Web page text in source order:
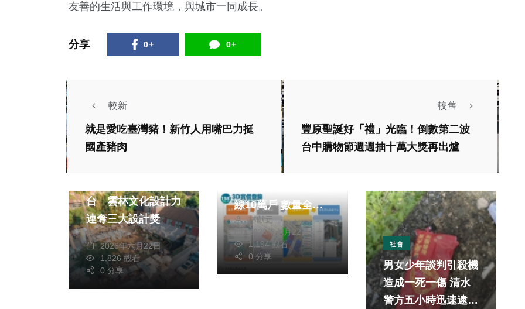
友善的生活與工作環境，與城市一同成長。
分享 0+ 0+
較新
就是愛吃臺灣豬！新竹人用嘴巴力挺
國產豬肉
較舊
豐原聖誕好「禮」光臨！倒數第二波
台中購物節週週抽十萬大獎再出爐
生活 藝文
台 雲林文化設計力
連奪三大設計獎
蘇榮泉
2026年六月22日
1,826 觀看
0 分享
財經及消費
3D實價登錄一眼掌
線10萬戶 數量全國
最多林獻元
2026年七月22日
1,194 觀看
0 分享
社會
男女少年談判引殺機
造成一死一傷 清水
警方五小時迅速逮兇